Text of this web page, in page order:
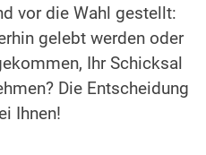
vor die Wahl gestellt:
gelebt werden oder
Ihr Schicksal
Die Entscheidung
Ihnen!